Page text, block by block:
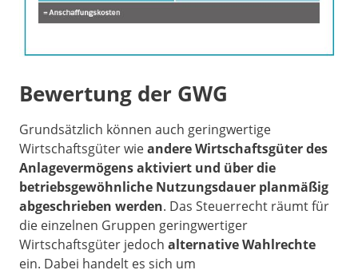
Bewertung der GWG
Grundsätzlich können auch geringwertige
Wirtschaftsgüter wieandere Wirtschaftsgüter des
Anlagevermögens aktiviert und über die
betriebsgewöhnliche Nutzungsdauer planmäßig
abgeschrieben werden. Das Steuerrecht räumt für
die einzelnen Gruppen geringwertiger
Wirtschaftsgüter jedoch alternative Wahlrechte
ein. Dabei handelt es sich um